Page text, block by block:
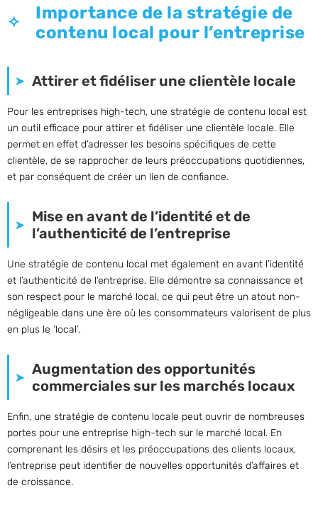
Importance de la stratégie de
contenu local pour l’entreprise
Attirer et fidéliser une clientèle locale
Pour les entreprises high-tech, une stratégie de contenu local est
un outil efficace pour attirer et fidéliser une clientèle locale. Elle
permet en effet d’adresser les besoins spécifiques de cette
clientèle, de se rapprocher de leurs préoccupations quotidiennes,
et par conséquent de créer un lien de confiance.
Mise en avant de l’identité et de
l’authenticité de l’entreprise
Une stratégie de contenu local met également en avant l’identité
et l’authenticité de l’entreprise. Elle démontre sa connaissance et
son respect pour le marché local, ce qui peut être un atout non-
négligeable dans une ère où les consommateurs valorisent de plus
en plus le ‘local’.
Augmentation des opportunités
commerciales sur les marchés locaux
Enfin, une stratégie de contenu locale peut ouvrir de nombreuses
portes pour une entreprise high-tech sur le marché local. En
comprenant les désirs et les préoccupations des clients locaux,
l’entreprise peut identifier de nouvelles opportunités d’affaires et
de croissance.